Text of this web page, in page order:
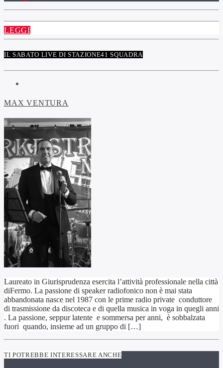
LEGGI
IL SABATO LIVE DI STAZIONE41 SQUADRA
MAX VENTURA
Laureato in Giurisprudenza esercita l’attività professionale nella città
diFermo. La passione di speaker radiofonico non è mai stata
abbandonata nasce nel 1987 con le prime radio private conduttore
di trasmissione da discoteca e di quella musica in voga in quegli anni
. La passione, seppur latente e sommersa per anni, è sobbalzata
fuori quando, insieme ad un gruppo di […]
TI POTREBBE INTERESSARE ANCHE